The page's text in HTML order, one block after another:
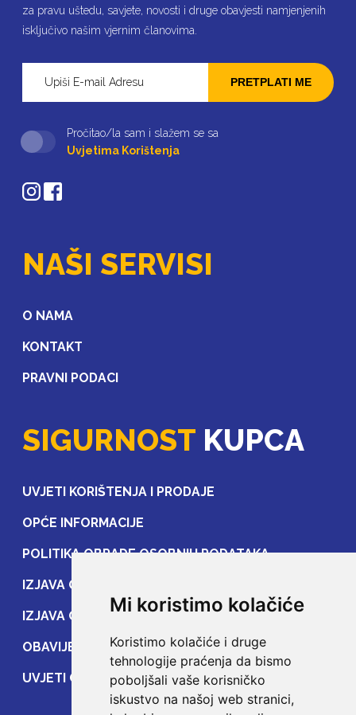
Mi koristimo kolačiće
Koristimo kolačiće i druge
tehnologije praćenja da bismo
poboljšali vaše korisničko
iskustvo na našoj web stranici,
za pravu uštedu, savjete, novosti i druge obavjesti namjenjenih
isključivo našim vjernim članovima.
PRETPLATI ME
Pročitao/la sam i slažem se sa
Uvjetima Korištenja
NAŠI SERVISI
O NAMA
KONTAKT
PRAVNI PODACI
SIGURNOST KUPCA
UVJETI KORIŠTENJA I PRODAJE
OPĆE INFORMACIJE
POLITIKA OBRADE OSOBNIH PODATAKA
IZJAVA O ZAŠTITI OSOBNIH PODATAKA
IZJAVA O ZAŠTITI PRIJENOSA PODATAKA
OBAVIJEST POTROŠAČIMA
UVJETI OSIGURANJA